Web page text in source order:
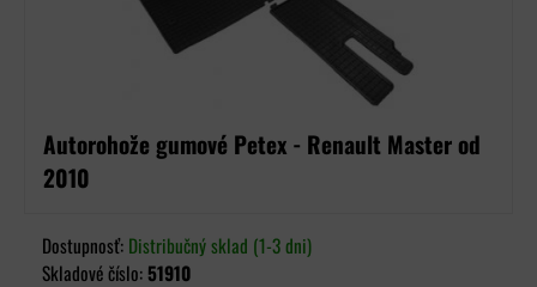
Autorohože gumové Petex - Renault Master od
2010
Dostupnosť: Distribučný sklad (1-3 dni)
Skladové číslo: 51910